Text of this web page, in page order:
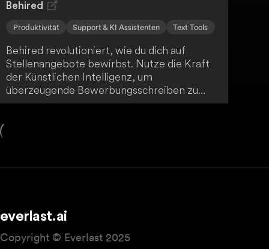
Behired
Produktivität Support & KI Assistenten Text Tools
Behired revolutioniert, wie du dich auf
Stellenangebote bewirbst. Nutze die Kraft
der Künstlichen Intelligenz, um
überzeugende Bewerbungsschreiben zu
erstellen, Vorstellungsgespräche mit
everlast.ai
Copyright © Everlast 2025